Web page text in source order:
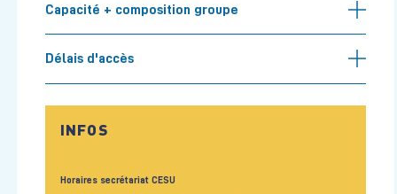
Capacité + composition groupe
Délais d'accès
INFOS
Horaires secrétariat CESU